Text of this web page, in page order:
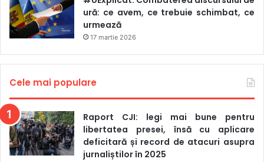
consideră că legea riscă să instituie un control în două
etape pentru televiziuni și posturile de radio, odată ce ele
rămân sub monitorizarea și controlul Consiliului
aplicare la subvenții, apare și Ministerul Culturii. (…) Se
conturează un sistem cu două centre de influență”. Adela
Răileanu a exprimat obiecții și cu privire la rolul consacrat
Consiliului de Presă: „Autoreglementarea presupune
recunoașterea și susținerea întregii bresle jurnalistice, nu
doar a unui grup restrâns de organizații”.
ură: ce avem, ce trebuie schimbat, ce
urmează
17 martie 2026
Cele mai populare
Raport CJI: legi mai bune pentru
libertatea presei, însă cu aplicare
deficitară și record de atacuri asupra
jurnaliștilor în 2025